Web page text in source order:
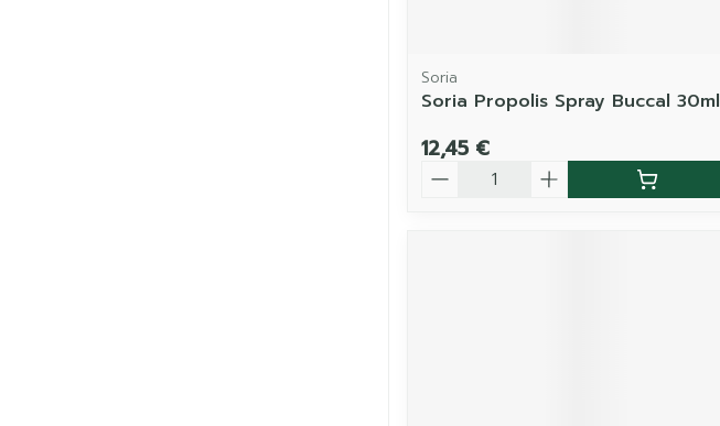
Soria
Soria Propolis Spray Buccal 30ml
12,45 €
Quantité